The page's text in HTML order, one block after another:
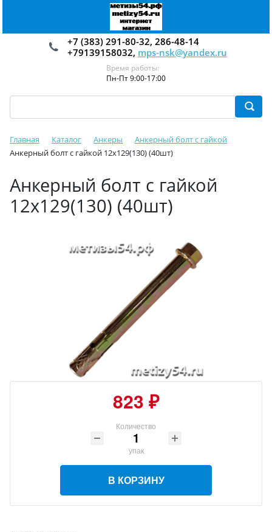
+7 (383) 291-80-32, 286-48-14
+79139158032, mps-nsk@yandex.ru
Время работы:
Пн-Пт 9:00-17:00
Главная Каталог Анкеры
Анкерный болт с гайкой
Анкерный болт с гайкой 12х129(130) (40шт)
Анкерный болт с гайкой
12х129(130) (40шт)
823 ₽
Количество
упак
В КОРЗИНУ